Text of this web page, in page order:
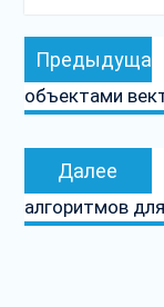
Навигация
по
записям
Предыдущая
объектами
Далее
алгоритмов